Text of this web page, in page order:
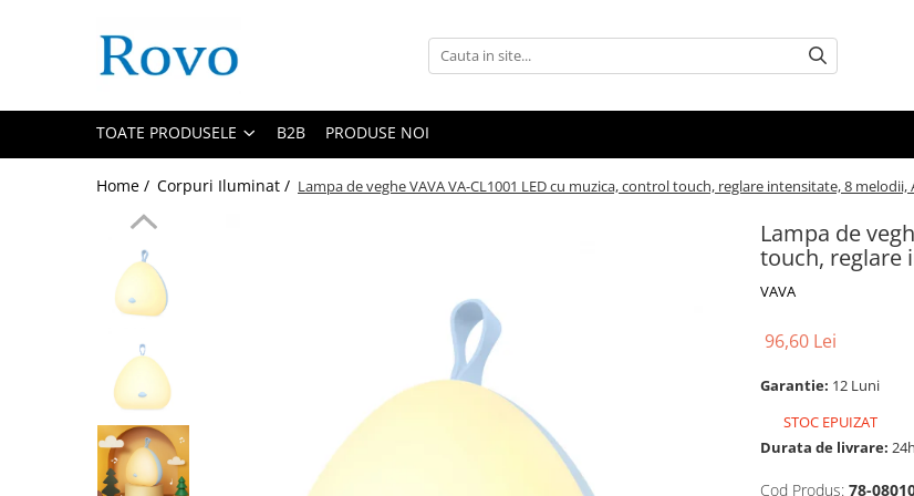
Toate Produsele
Prize - Prelungitoare - Sigurante
Ingrijire personala
Produse Smart
Statie de incarcare masini
TOATE PRODUSELE B2B PRODUSE NOI
Home / Corpuri Iluminat / Lampa de veghe VAVA VA-CL1001 LED cu muzica, control touch, reglare intensitate, 8 melodii,
Lampa de
touch, reglare
VAVA
96,60 Lei
Garantie: 12 Luni
STOC EPUIZAT
Durata de livrare:
Cod Produs: 78-